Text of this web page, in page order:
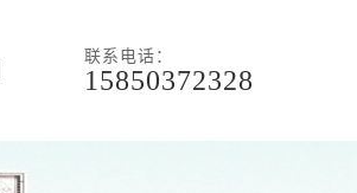
联系电话：
15850372328